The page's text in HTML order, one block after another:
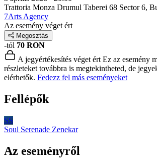
Trattoria Monza Drumul Taberei 68 Sector 6,
7Arts Agency
Az esemény véget ért
Megosztás
-tól 70 RON
A jegyértékesítés véget ért Ez az esemény
részleteket továbbra is megtekintheted, de
elérhetők. Fedezz fel más eseményeket
Fellépők
SS
Soul Serenade Zenekar
Az eseményről